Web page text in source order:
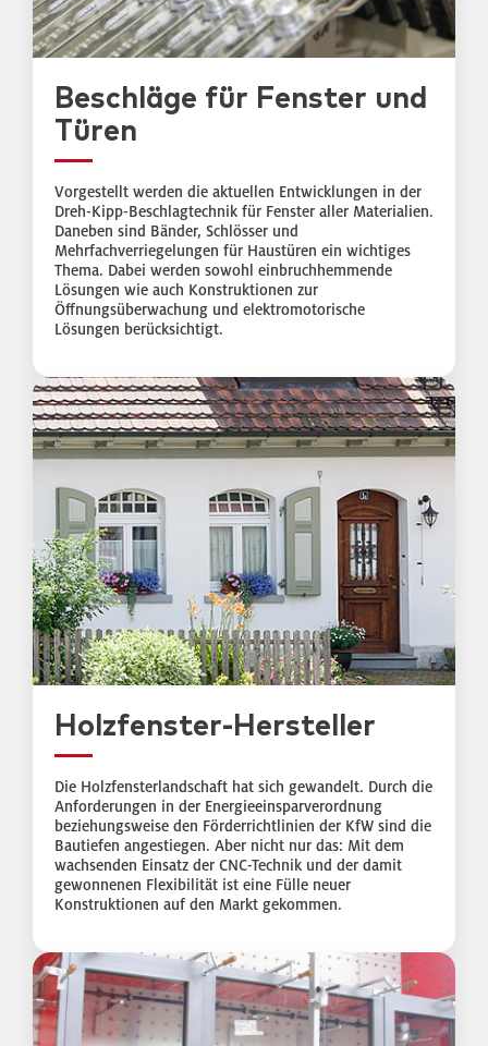
Beschläge für Fenster und
Türen
Vorgestellt werden die aktuellen Entwicklungen in der
Dreh-Kipp-Beschlagtechnik für Fenster aller Materialien.
Daneben sind Bänder, Schlösser und
Mehrfachverriegelungen für Haustüren ein wichtiges
Thema. Dabei werden sowohl einbruchhemmende
Lösungen wie auch Konstruktionen zur
Öffnungsüberwachung und elektromotorische
Lösungen berücksichtigt.
Holzfenster-Hersteller
Die Holzfensterlandschaft hat sich gewandelt. Durch die
Anforderungen in der Energieeinsparverordnung
beziehungsweise den Förderrichtlinien der KfW sind die
Bautiefen angestiegen. Aber nicht nur das: Mit dem
wachsenden Einsatz der CNC-Technik und der damit
gewonnenen Flexibilität ist eine Fülle neuer
Konstruktionen auf den Markt gekommen.